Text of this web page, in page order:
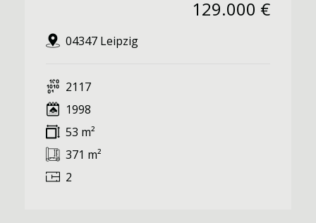
04347 Leipzig
129.000 €
2117
1998
53 m²
371 m²
2